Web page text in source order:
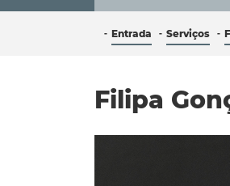
Entrada Serviços
Filipa